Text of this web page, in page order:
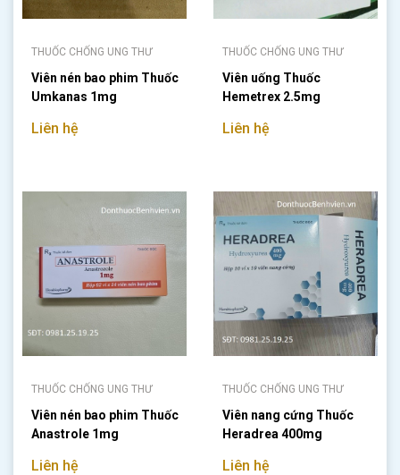
THUỐC CHỐNG UNG THƯ
Viên nén bao phim Thuốc
Umkanas 1mg
Liên hệ
THUỐC CHỐNG UNG THƯ
Viên uống Thuốc
Hemetrex 2.5mg
Liên hệ
THUỐC CHỐNG UNG THƯ
Viên nén bao phim Thuốc
Anastrole 1mg
Liên hệ
THUỐC CHỐNG UNG THƯ
Viên nang cứng Thuốc
Heradrea 400mg
Liên hệ